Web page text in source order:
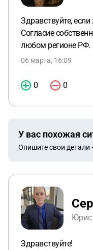
Здравствуйте,
Согласие
любом регионе РФ.
06 марта, 16:09
0 0
У вас похожая
Опишите свои детали
Здравствуйте!